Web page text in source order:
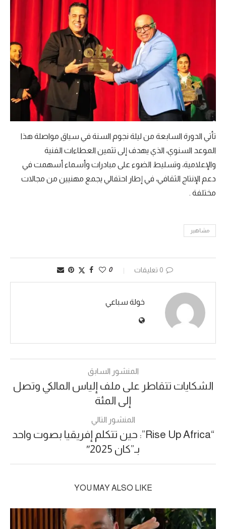
تأتي الدورة السابعة من ليلة نجوم السنة في سياق مواصلة هذا
الموعد السنوي، الذي يهدف إلى تثمين العطاءات الفنية
والإعلامية، وتسليط الضوء على مبادرات وأسماء أسهمت في
دعم الإنتاج الثقافي، في إطار احتفالي يجمع مهنيين من مجالات
مختلفة .
مشاهير
0 تعليقات 0
خولة سباعي
المنشور السابق
الشكايات تتقاطر على ملف إلياس المالكي وتصل
إلى المئة
المنشور التالي
“Rise Up Africa”: حين تتكلم إفريقيا بصوت واحد
بـ”كان 2025″
YOU MAY ALSO LIKE